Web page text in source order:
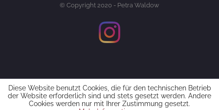
© Copyright 2020 - Petra Waldow
Diese Website benutzt Cookies, die für den technischen Betrieb
der Website erforderlich sind und stets gesetzt werden. Andere
Cookies werden nur mit Ihrer Zustimmung gesetzt.